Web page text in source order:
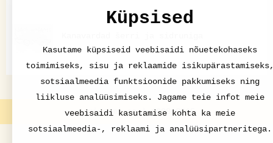
nami-nami.ee | 1998-2015
Küpsised
Kasutame küpsiseid veebisaidi nõuetekohaseks
toimimiseks, sisu ja reklaamide
sotsiaalmeedia funktsioonide pakkumiseks ning
liikluse analüüsimiseks. Jagame teie infot meie
veebisaidi kasutamise kohta ka meie
sotsiaalmeedia-, reklaami ja analüüsipartneritega.